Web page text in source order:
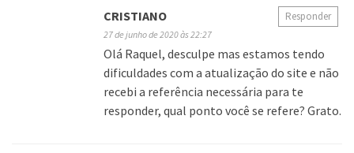
CRISTIANO
27 de junho de 2020 às 22:27
Olá Raquel, desculpe mas estamos tendo
dificuldades com a atualização do site e não
recebi a referência necessária para te
responder, qual ponto você se refere? Grato.
Responder